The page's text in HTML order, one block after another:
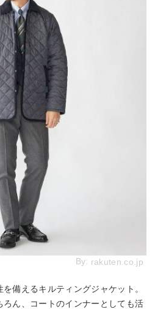
By: rakuten.co.jp
備えるキルティングジャケット。
ん、コートのインナーとしても活